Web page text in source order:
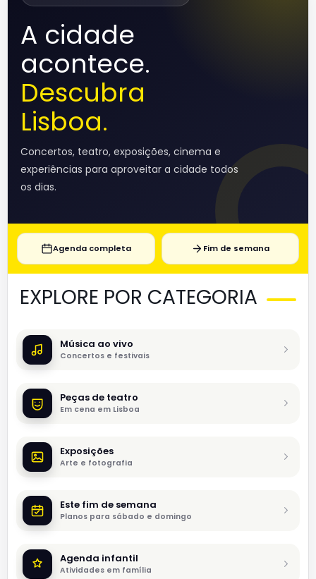
A cidade
acontece.
Descubra
Lisboa.
Concertos, teatro, exposições, cinema e
experiências para aproveitar a cidade todos
os dias.
Agenda completa Fim de semana
EXPLORE POR CATEGORIA
Música ao vivo
Concertos e festivais
Peças de teatro
Em cena em Lisboa
Exposições
Arte e fotografia
Este fim de semana
Planos para sábado e domingo
Agenda infantil
Atividades em família